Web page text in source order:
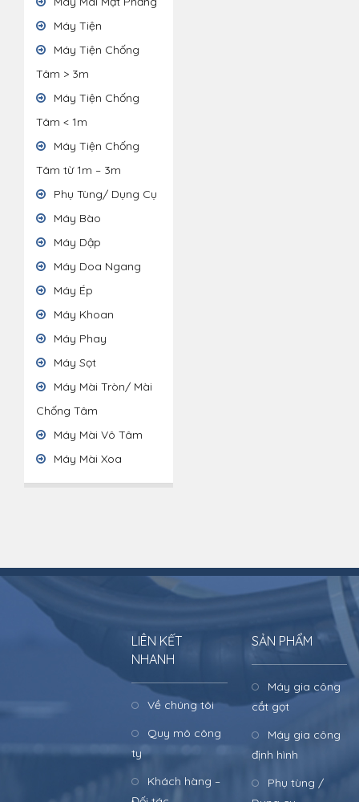
Máy Tiện
Máy Tiện Chống
Tâm > 3m
Máy Tiện Chống
Tâm < 1m
Máy Tiện Chống
Tâm từ 1m – 3m
Phụ Tùng/ Dụng Cụ
Máy Bào
Máy Dập
Máy Doa Ngang
Máy Ép
Máy Khoan
Máy Phay
Máy Sọt
Máy Mài Tròn/ Mài
Chống Tâm
Máy Mài Vô Tâm
Máy Mài Xoa
LIÊN KẾT
NHANH
Về chúng tôi
Quy mô công
ty
Khách hàng –
SẢN PHẨM
Máy gia công
cắt gọt
Máy gia công
định hình
Phụ tùng /